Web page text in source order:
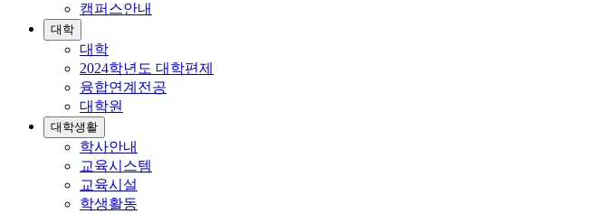
캠퍼스안내
대학
대학
2024학년도 대학편제
융합연계전공
대학원
대학생활
학사안내
교육시스템
교육시설
학생활동